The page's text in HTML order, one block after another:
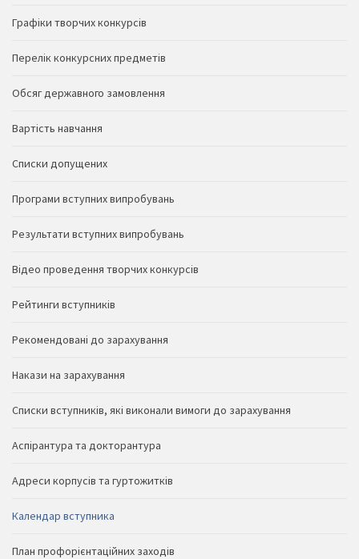
Графіки творчих конкурсів
Перелік конкурсних предметів
Обсяг державного замовлення
Вартість навчання
Списки допущених
Програми вступних випробувань
Результати вступних випробувань
Відео проведення творчих конкурсів
Рейтинги вступників
Рекомендовані до зарахування
Накази на зарахування
Списки вступників, які виконали вимоги до зарахування
Аспірантура та докторантура
Адреси корпусів та гуртожитків
Календар вступника
План профорієнтаційних заходів